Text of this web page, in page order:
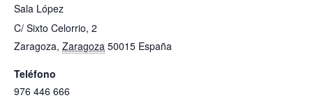
Sala López
C/ Sixto Celorrio, 2
Zaragoza, Zaragoza 50015 España
Teléfono
976 446 666